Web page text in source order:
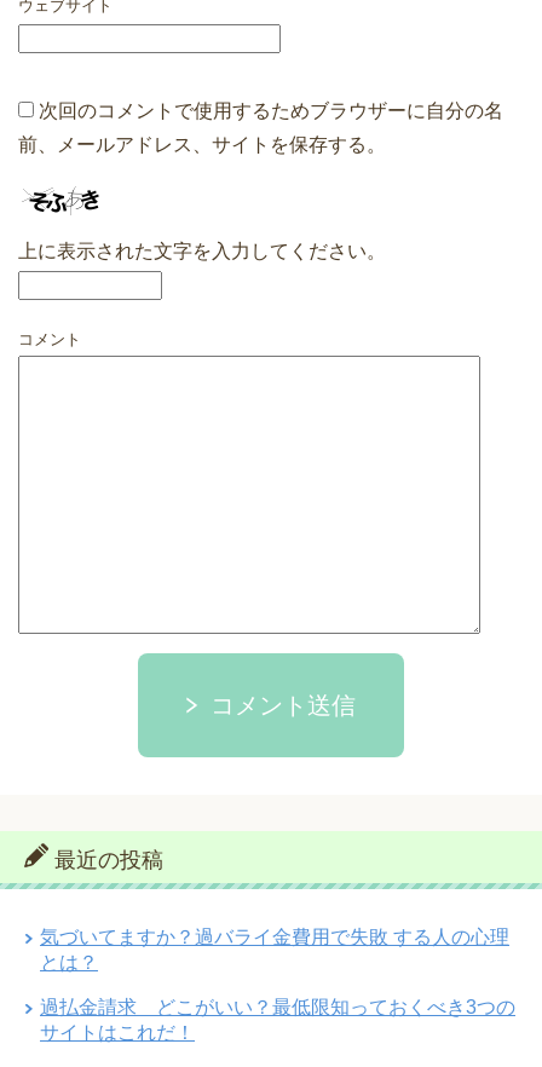
ウェブサイト
次回のコメントで使用するためブラウザーに自分の名
前、メールアドレス、サイトを保存する。
上に表示された文字を入力してください。
コメント
コメント送信
最近の投稿
気づいてますか？過バライ金費用で失敗 する人の心理
とは？
過払金請求 どこがいい？最低限知っておくべき3つの
サイトはこれだ！